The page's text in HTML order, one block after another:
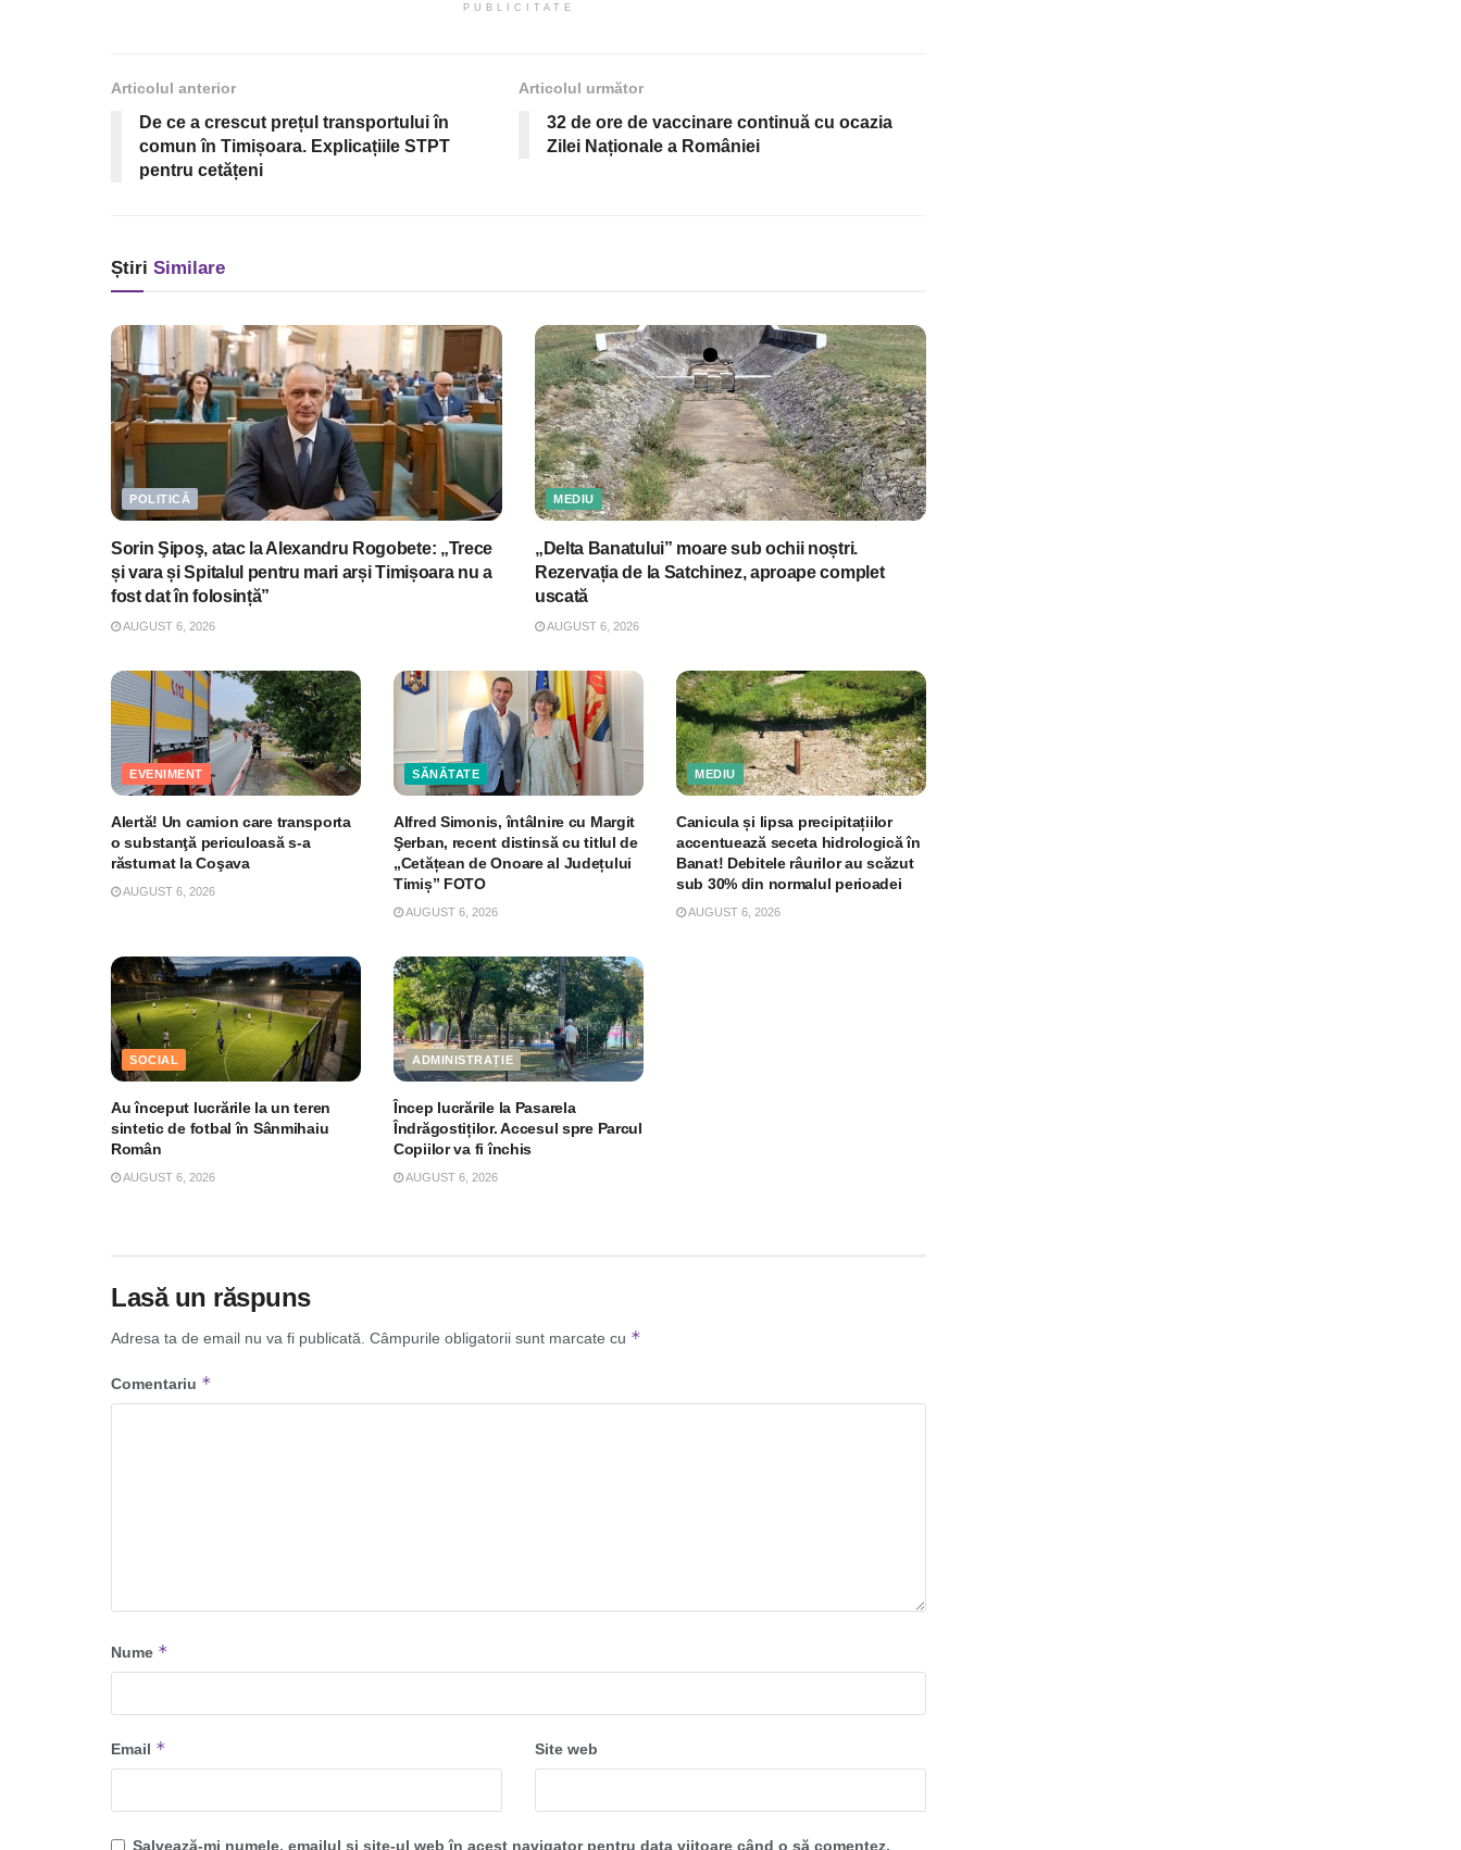
PUBLICITATE
Articolul anterior
De ce a crescut prețul transportului în
comun în Timișoara. Explicațiile STPT
pentru cetățeni
Articolul următor
32 de ore de vaccinare continuă cu ocazia
Zilei Naționale a României
Știri Similare
POLITICĂ
Sorin Şipoş, atac la Alexandru Rogobete: „Trece
și vara și Spitalul pentru mari arși Timișoara nu a
fost dat în folosință”
AUGUST 6, 2026
MEDIU
„Delta Banatului” moare sub ochii noștri.
Rezervația de la Satchinez, aproape complet
uscată
AUGUST 6, 2026
EVENIMENT
Alertă! Un camion care transporta
o substanţă periculoasă s-a
răsturnat la Coşava
AUGUST 6, 2026
SĂNĂTATE
Alfred Simonis, întâlnire cu Margit
Şerban, recent distinsă cu titlul de
„Cetățean de Onoare al Județului
Timiș” FOTO
AUGUST 6, 2026
MEDIU
Canicula și lipsa precipitațiilor
accentuează seceta hidrologică în
Banat! Debitele râurilor au scăzut
sub 30% din normalul perioadei
AUGUST 6, 2026
SOCIAL
Au început lucrările la un teren
sintetic de fotbal în Sânmihaiu
Român
AUGUST 6, 2026
ADMINISTRAȚIE
Încep lucrările la Pasarela
Îndrăgostiților. Accesul spre Parcul
Copiilor va fi închis
AUGUST 6, 2026
Lasă un răspuns
Adresa ta de email nu va fi publicată. Câmpurile obligatorii sunt marcate cu *
Comentariu *
Nume *
Email * Site web
Salvează-mi numele, emailul și site-ul web în acest navigator pentru data viitoare când o să comentez.